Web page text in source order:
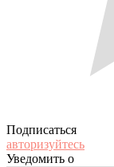
Подписаться
авторизуйтесь
Уведомить о